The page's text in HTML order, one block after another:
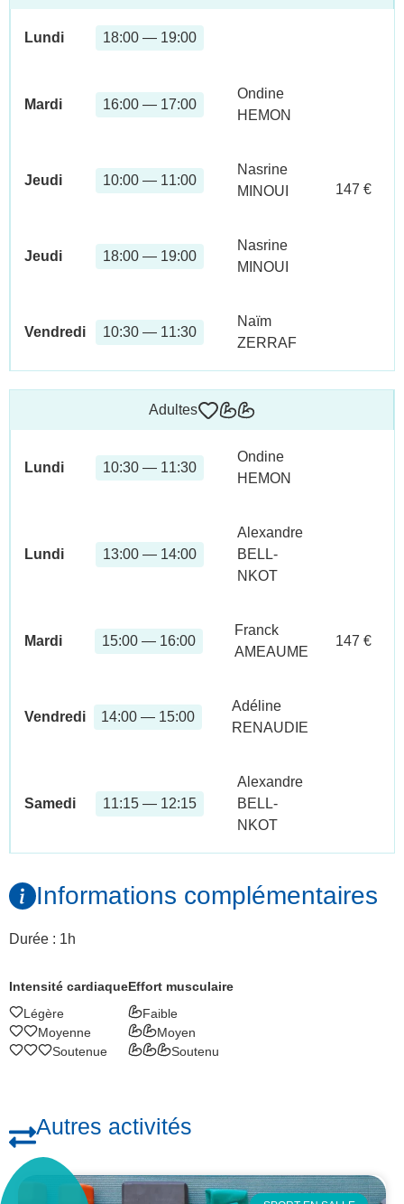
Lundi 18:00 — 19:00
Mardi 16:00 — 17:00
Ondine
HEMON
Jeudi 10:00 — 11:00
Nasrine
MINOUI
Jeudi 18:00 — 19:00
Nasrine
MINOUI
Vendredi 10:30 — 11:30
Naïm
ZERRAF
147 €
Adultes
Lundi 10:30 — 11:30
Ondine
HEMON
Lundi 13:00 — 14:00
Alexandre
BELL-
NKOT
Mardi 15:00 — 16:00
Franck
AMEAUME
Vendredi 14:00 — 15:00
Adéline
RENAUDIE
Samedi 11:15 — 12:15
Alexandre
BELL-
NKOT
147 €
Informations complémentaires
Durée : 1h
Intensité cardiaque
Légère
Moyenne
Soutenue
Effort musculaire
Faible
Moyen
Soutenu
Autres activités